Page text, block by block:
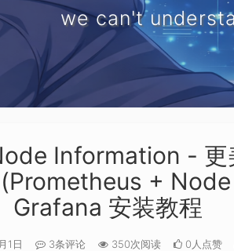
we can't
Information - 更
+
Grafana 安装教程
1日 3条评论 350次阅读 0人点赞